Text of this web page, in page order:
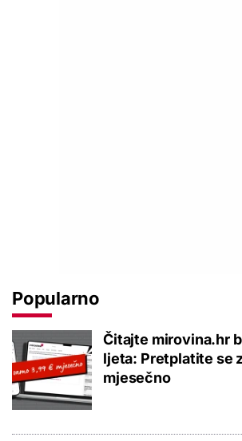
Popularno
Čitajte mirovina.hr
ljeta: Pretplatite se
mjesečno